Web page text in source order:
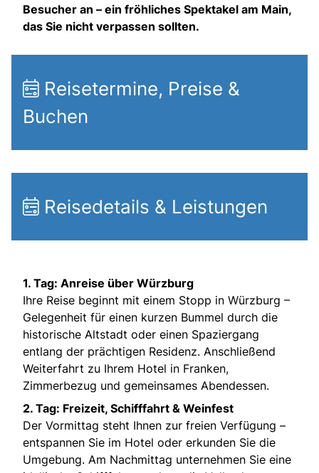
Besucher an – ein fröhliches Spektakel am Main,
das Sie nicht verpassen sollten.
Reisetermine, Preise &
Buchen
Reisedetails & Leistungen
1. Tag: Anreise über Würzburg
Ihre Reise beginnt mit einem Stopp in Würzburg –
Gelegenheit für einen kurzen Bummel durch die
historische Altstadt oder einen Spaziergang
entlang der prächtigen Residenz. Anschließend
Weiterfahrt zu Ihrem Hotel in Franken,
Zimmerbezug und gemeinsames Abendessen.
2. Tag: Freizeit, Schifffahrt & Weinfest
Der Vormittag steht Ihnen zur freien Verfügung –
entspannen Sie im Hotel oder erkunden Sie die
Umgebung. Am Nachmittag unternehmen Sie eine